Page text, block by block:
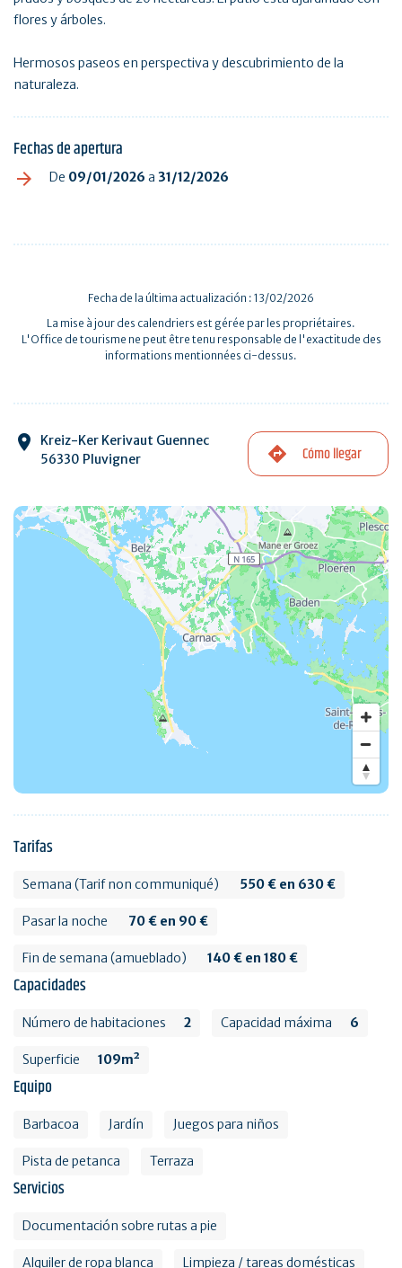
flores y árboles.
Hermosos paseos en perspectiva y descubrimiento de la
naturaleza.
Fechas de apertura
De 09/01/2026 a 31/12/2026
Fecha de la última actualización : 13/02/2026
La mise à jour des calendriers est gérée par les propriétaires.
L'Office de tourisme ne peut être tenu responsable de l'exactitude des
informations mentionnées ci-dessus.
Kreiz-Ker Kerivaut Guennec
56330 Pluvigner
Cómo llegar
Tarifas
Semana (Tarif non communiqué) 550 € en 630 €
Pasar la noche 70 € en 90 €
Fin de semana (amueblado) 140 € en 180 €
Capacidades
Número de habitaciones 2 Capacidad máxima 6
Superficie 109m²
Equipo
Barbacoa Jardín Juegos para niños
Pista de petanca Terraza
Servicios
Documentación sobre rutas a pie
Alquiler de ropa blanca Limpieza / tareas domésticas